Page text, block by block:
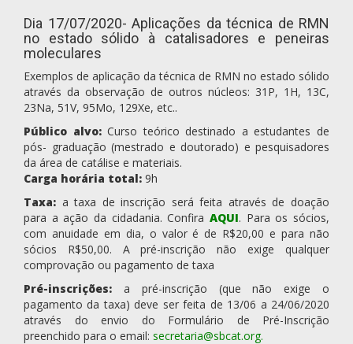
Dia 17/07/2020- Aplicações da técnica de RMN
no estado sólido à catalisadores e peneiras
moleculares
Exemplos de aplicação da técnica de RMN no estado sólido
através da observação de outros núcleos: 31P, 1H, 13C,
23Na, 51V, 95Mo, 129Xe, etc..
Público alvo:Curso teórico destinado a estudantes de
pós- graduação (mestrado e doutorado) e pesquisadores
da área de catálise e materiais.
Carga horária total: 9h
Taxa: a taxa de inscrição será feita através de doação
para a ação da cidadania. Confira AQUI. Para os sócios,
com anuidade em dia, o valor é de R$20,00 e para não
sócios R$50,00. A pré-inscrição não exige qualquer
comprovação ou pagamento de taxa
Pré-inscrições: a pré-inscrição (que não exige o
pagamento da taxa) deve ser feita de 13/06 a 24/06/2020
através do envio do Formulário de Pré-Inscrição
preenchido para o email: secretaria@sbcat.org.